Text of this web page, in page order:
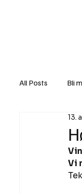
All Posts Bli
Lov og rett
Rettslige
13.
Vi